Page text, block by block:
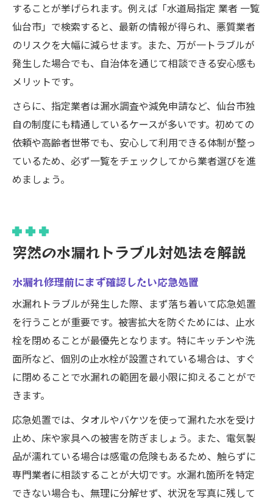
することが挙げられます。例えば「水道局指定 業者 一覧
仙台市」で検索すると、最新の情報が得られ、悪質業者
のリスクを大幅に減らせます。また、万が一トラブルが
発生した場合でも、自治体を通じて相談できる安心感も
メリットです。
さらに、指定業者は漏水調査や減免申請など、仙台市独
自の制度にも精通しているケースが多いです。初めての
依頼や高齢者世帯でも、安心して利用できる体制が整っ
ているため、必ず一覧をチェックしてから業者選びを進
めましょう。
突然の水漏れトラブル対処法を解説
水漏れ修理前にまず確認したい応急処置
水漏れトラブルが発生した際、まず落ち着いて応急処置
を行うことが重要です。被害拡大を防ぐためには、止水
栓を閉めることが最優先となります。特にキッチンや洗
面所など、個別の止水栓が設置されている場合は、すぐ
に閉めることで水漏れの範囲を最小限に抑えることがで
きます。
応急処置では、タオルやバケツを使って漏れた水を受け
止め、床や家具への被害を防ぎましょう。また、電気製
品が濡れている場合は感電の危険もあるため、触らずに
専門業者に相談することが大切です。水漏れ箇所を特定
できない場合も、無理に分解せず、状況を写真に残して